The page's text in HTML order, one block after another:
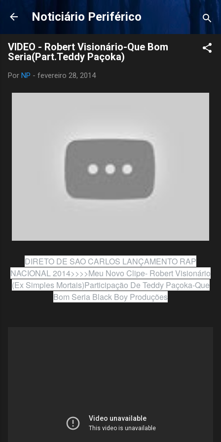
Pular para o conteúdo principal
Noticiário Periférico
VIDEO - Robert Visionário-Que Bom
Seria(Part.Teddy Paçoka)
Por NP - fevereiro 28, 2014
DIRETO DE SAO CARLOS LANÇAMENTO RAP
NACIONAL 2014>>>>Meu Novo Clipe- Robert Visionário
(Ex Simples Mortais)Participação De Teddy Paçoka-Que
Bom Seria Black Boy Produções